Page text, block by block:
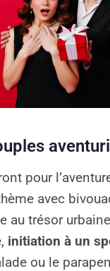
pour
avec
au trésor
initiation à un
ou le